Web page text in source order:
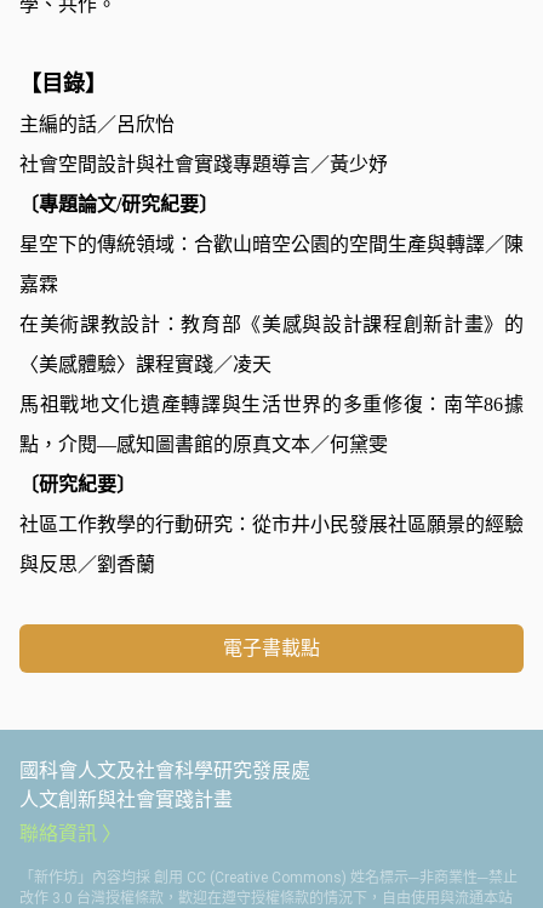
學、共作。
【目錄】
主編的話／呂欣怡
社會空間設計與社會實踐專題導言／黃少妤
〔專題論文/研究紀要〕
星空下的傳統領域：合歡山暗空公園的空間生產與轉譯／陳
嘉霖
在美術課教設計：教育部《美感與設計課程創新計畫》的
〈美感體驗〉課程實踐／凌天
馬祖戰地文化遺產轉譯與生活世界的多重修復：南竿86據
點，介閱—感知圖書館的原真文本／何黛雯
〔研究紀要〕
社區工作教學的行動研究：從市井小民發展社區願景的經驗
與反思 ／劉香蘭
電子書載點
國科會人文及社會科學研究發展處
人文創新與社會實踐計畫
聯絡資訊
「新作坊」內容均採 創用 CC (Creative Commons) 姓名標示─非商業性─禁止
改作 3.0 台灣授權條款，歡迎在遵守授權條款的情況下，自由使用與流通本站